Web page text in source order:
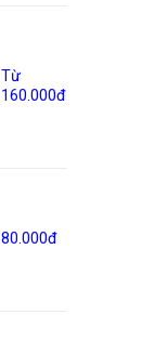
Từ
160.000đ
80.000đ